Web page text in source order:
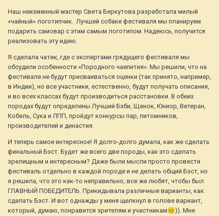
Наш неизменный мастер Света Беркутова разработала милый
«чайный» логотипчик. Лучшей собаке фестиваля мы планируем
подарить самовар с этим самым логотипом. Надеюсь, получится
реализовать эту идею.
Я сделала чатик, где с экспертами грядущего фестиваля мы
обсудили особенности «Породного чаепития». Мы решили, что на
фестивале не будут присваиваться оценки (так принято, например,
в Индии), но все участники, естественно, будут получать описания,
и во всех классах будут производиться расстановки. В обеих
породах будут определены Лучший Бэби, Щенок, Юниор, Ветеран,
Кобель, Сука и ЛПП, пройдут конкурсы пар, питомников,
производителей и династия.
И теперь самое интересное! Я долго-долго думала, как же сделать
финальный Бэст. Будет же всего две породы, как это сделать
зрелищным и интересным? Даже были мысли просто провести
фестиваль отдельно в каждой породе и не делать общий Бэст, но
я решила, что это как-то неправильно, все же любят, чтобы был
ГЛАВНЫЙ ПОБЕДИТЕЛЬ. Прикидывала различные варианты, как
сделать Бэст. И вот однажды у меня щелкнул в голове вариант,
который, думаю, понравится зрителям и участникам😊)). Мне